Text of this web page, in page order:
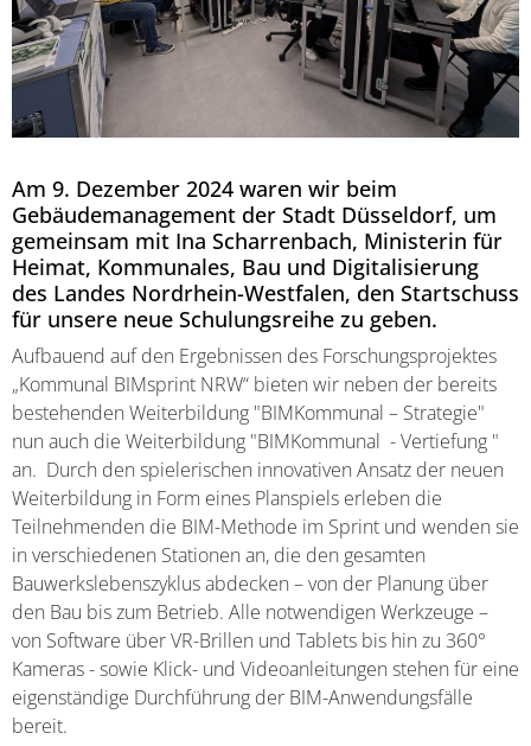
Am 9. Dezember 2024 waren wir beim
Gebäudemanagement der Stadt Düsseldorf, um
gemeinsam mit Ina Scharrenbach, Ministerin für
Heimat, Kommunales, Bau und Digitalisierung
des Landes Nordrhein-Westfalen, den Startschuss
für unsere neue Schulungsreihe zu geben.
Aufbauend auf den Ergebnissen des Forschungsprojektes
„Kommunal BIMsprint NRW“ bieten wir neben der bereits
bestehenden Weiterbildung "BIMKommunal – Strategie"
nun auch die Weiterbildung "BIMKommunal - Vertiefung "
an. Durch den spielerischen innovativen Ansatz der neuen
Weiterbildung in Form eines Planspiels erleben die
Teilnehmenden die BIM-Methode im Sprint und wenden sie
in verschiedenen Stationen an, die den gesamten
Bauwerkslebenszyklus abdecken – von der Planung über
den Bau bis zum Betrieb. Alle notwendigen Werkzeuge –
von Software über VR-Brillen und Tablets bis hin zu 360°
Kameras - sowie Klick- und Videoanleitungen stehen für eine
eigenständige Durchführung der BIM-Anwendungsfälle
bereit.